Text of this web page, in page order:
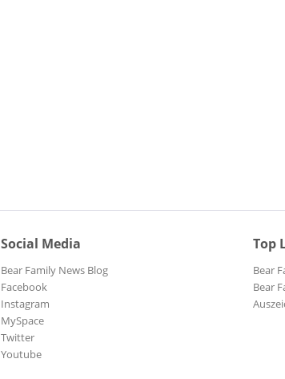
Social Media
Bear Family News Blog
Facebook
Instagram
MySpace
Twitter
Youtube
Top
Bear
Bear